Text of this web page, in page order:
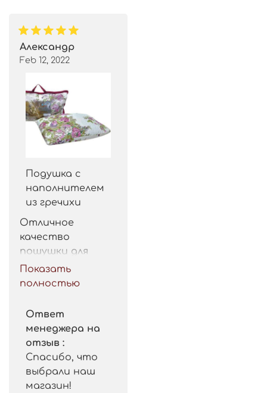
Александр
Feb 12, 2022
Подушка с
наполнителем
из гречихи
Отличное
качество
пошушки для
такой цены.
Рекомендую.
Показать
полностью
Ответ
менеджера на
отзыв :
Спасибо, что
выбрали наш
магазин!